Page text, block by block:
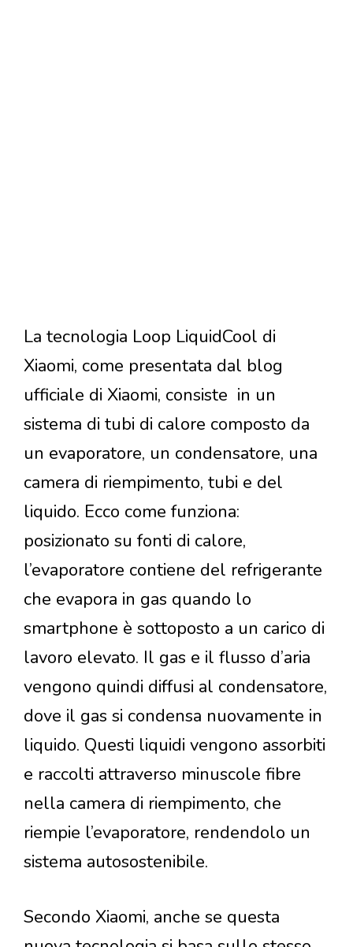
La tecnologia Loop LiquidCool di
Xiaomi, come presentata dal blog
ufficiale di Xiaomi, consiste in un
sistema di tubi di calore composto da
un evaporatore, un condensatore, una
camera di riempimento, tubi e del
liquido. Ecco come funziona:
posizionato su fonti di calore,
l’evaporatore contiene del refrigerante
che evapora in gas quando lo
smartphone è sottoposto a un carico di
lavoro elevato. Il gas e il flusso d’aria
vengono quindi diffusi al condensatore,
dove il gas si condensa nuovamente in
liquido. Questi liquidi vengono assorbiti
e raccolti attraverso minuscole fibre
nella camera di riempimento, che
riempie l’evaporatore, rendendolo un
sistema autosostenibile.
Secondo Xiaomi, anche se questa